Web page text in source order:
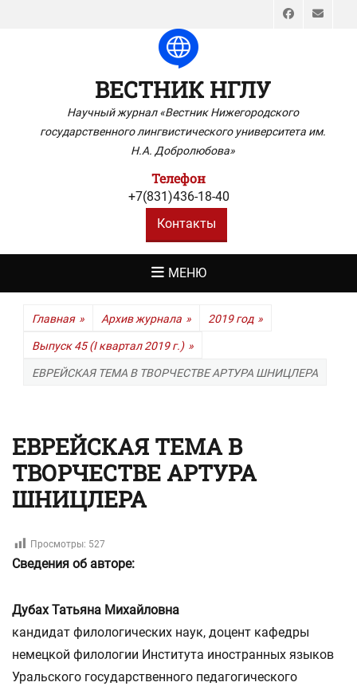
ВЕСТНИК НГЛУ
Научный журнал «Вестник Нижегородского
государственного лингвистического университета им.
Н.А. Добролюбова»
Телефон
+7(831)436-18-40
Контакты
МЕНЮ
Главная » Архив журнала » 2019 год »
Выпуск 45 (I квартал 2019 г.) »
ЕВРЕЙСКАЯ ТЕМА В ТВОРЧЕСТВЕ АРТУРА ШНИЦЛЕРА
ЕВРЕЙСКАЯ ТЕМА В
ТВОРЧЕСТВЕ АРТУРА
ШНИЦЛЕРА
Просмотры: 527
Сведения об авторе:
Дубах Татьяна Михайловна
кандидат филологических наук, доцент кафедры
немецкой филологии Института иностранных языков
Уральского государственного педагогического